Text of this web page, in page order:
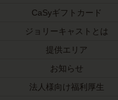
CaSyギフトカード
ジョリーキャストとは
提供エリア
お知らせ
法人様向け福利厚生